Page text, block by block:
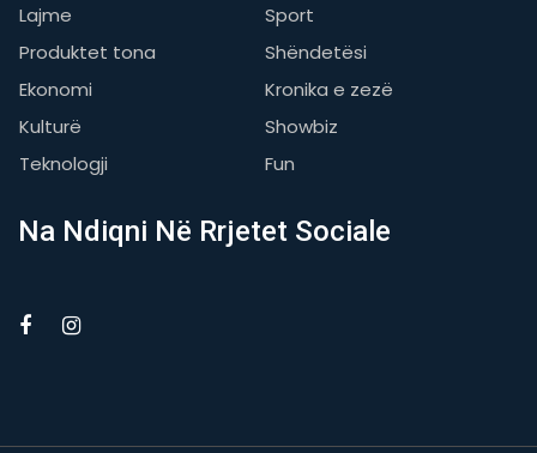
Lajme
Sport
Produktet tona
Shëndetësi
Ekonomi
Kronika e zezë
Kulturë
Showbiz
Teknologji
Fun
Na Ndiqni Në Rrjetet Sociale